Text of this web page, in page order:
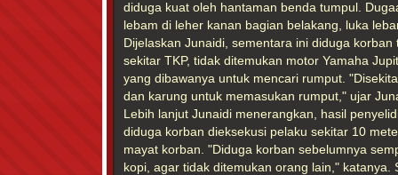
diduga kuat oleh hantaman benda tumpul.
lebam di leher kanan bagian belakang, luka
Dijelaskan Junaidi, sementara ini diduga
sekitar TKP, tidak ditemukan motor Yamaha
yang dibawanya untuk mencari rumput.
dan karung untuk memasukan rumput," ujar
Lebih lanjut Junaidi menerangkan, hasil
diduga korban dieksekusi pelaku sekitar 10
mayat korban. "Diduga korban sebelumnya
kopi, agar tidak ditemukan orang lain," katanya.